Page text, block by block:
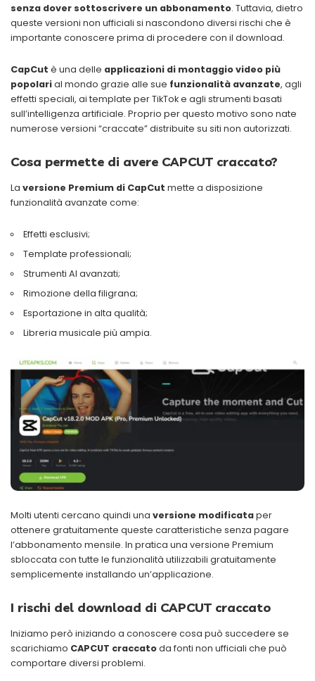
senza dover sottoscrivere un abbonamento. Tuttavia, dietro
queste versioni non ufficiali si nascondono diversi rischi che è
importante conoscere prima di procedere con il download.
CapCut è una delle applicazioni di montaggio video più
popolarial mondo grazie alle sue funzionalità avanzate, agli
effetti speciali, ai template per TikTok e agli strumenti basati
sull’intelligenza artificiale. Proprio per questo motivo sono nate
numerose versioni “craccate” distribuite su siti non autorizzati.
Cosa permette di avere CAPCUT craccato?
La versione Premium di CapCut mette a disposizione
funzionalità avanzate come:
Effetti esclusivi;
Template professionali;
Strumenti AI avanzati;
Rimozione della filigrana;
Esportazione in alta qualità;
Libreria musicale più ampia.
Molti utenti cercano quindi una versione modificataper
ottenere gratuitamente queste caratteristiche senza pagare
l’abbonamento mensile. In pratica una versione Premium
sbloccata con tutte le funzionalità utilizzabili gratuitamente
semplicemente installando un’applicazione.
I rischi del download di CAPCUT craccato
Iniziamo però iniziando a conoscere cosa può succedere se
scarichiamo CAPCUT craccatoda fonti non ufficiali che può
comportare diversi problemi.